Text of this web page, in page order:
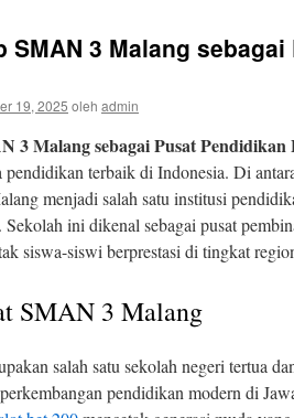
SMAN 3 Malang
19, 2025 oleh admin
3 Malang sebagai Pusat Pendidikan
pendidikan terbaik di Indonesia. Di
menjadi salah satu institusi
ini dikenal sebagai pusat
siswa-siswi berprestasi di tingkat
SMAN 3 Malang
salah satu sekolah negeri tertua
pendidikan modern di